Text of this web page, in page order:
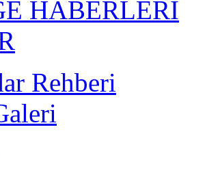
HABERLERİ
Rehberi